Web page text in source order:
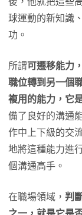
球運動的新知識
功。
所謂可遷移能力
職位轉到另一個
複用的能力，它
備了良好的溝通
作中上下級的交
地將這種能力進
個溝通高手。
在職場領域， 判